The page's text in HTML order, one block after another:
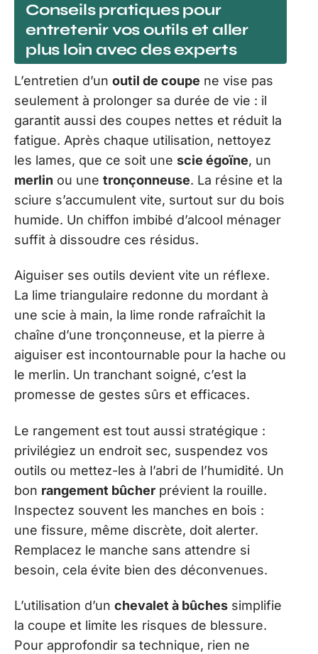
Conseils pratiques pour
entretenir vos outils et aller
plus loin avec des experts
L’entretien d’un outil de coupe ne vise pas
seulement à prolonger sa durée de vie : il
garantit aussi des coupes nettes et réduit la
fatigue. Après chaque utilisation, nettoyez
les lames, que ce soit une scie égoïne, un
merlin ou une tronçonneuse. La résine et la
sciure s’accumulent vite, surtout sur du bois
humide. Un chiffon imbibé d’alcool ménager
suffit à dissoudre ces résidus.
Aiguiser ses outils devient vite un réflexe.
La lime triangulaire redonne du mordant à
une scie à main, la lime ronde rafraîchit la
chaîne d’une tronçonneuse, et la pierre à
aiguiser est incontournable pour la hache ou
le merlin. Un tranchant soigné, c’est la
promesse de gestes sûrs et efficaces.
Le rangement est tout aussi stratégique :
privilégiez un endroit sec, suspendez vos
outils ou mettez-les à l’abri de l’humidité. Un
bon rangement bûcher prévient la rouille.
Inspectez souvent les manches en bois :
une fissure, même discrète, doit alerter.
Remplacez le manche sans attendre si
besoin, cela évite bien des déconvenues.
L’utilisation d’un chevalet à bûches simplifie
la coupe et limite les risques de blessure.
Pour approfondir sa technique, rien ne